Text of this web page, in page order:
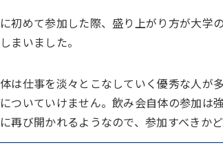
初めて参加した際、盛り上がり方が大学
まいました。
は仕事を淡々とこなしていく優秀な人が
ついていけません。飲み会自体の参加は
再び開かれるようなので、参加すべきかど